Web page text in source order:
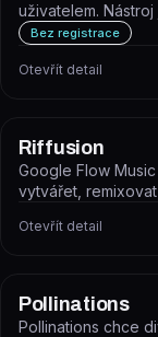
uživatelem.
Bez registrace
Otevřít detail
Riffusion
Google Flow
vytvářet,
Otevřít detail
Pollinations
Pollinations chce